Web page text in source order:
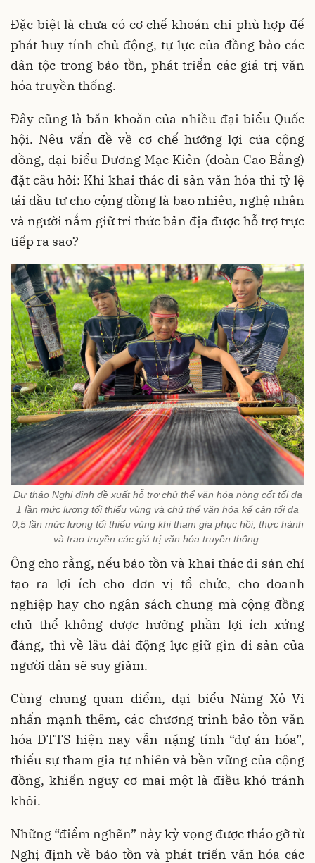
Đặc biệt là chưa có cơ chế khoán chi phù hợp để
phát huy tính chủ động, tự lực của đồng bào các
dân tộc trong bảo tồn, phát triển các giá trị văn
hóa truyền thống.
Đây cũng là băn khoăn của nhiều đại biểu Quốc
hội. Nêu vấn đề về cơ chế hưởng lợi của cộng
đồng, đại biểu Dương Mạc Kiên (đoàn Cao Bằng)
đặt câu hỏi: Khi khai thác di sản văn hóa thì tỷ lệ
tái đầu tư cho cộng đồng là bao nhiêu, nghệ nhân
và người nắm giữ tri thức bản địa được hỗ trợ trực
tiếp ra sao?
Dự thảo Nghị định đề xuất hỗ trợ chủ thể văn hóa nòng cốt tối đa
1 lần mức lương tối thiểu vùng và chủ thể văn hóa kế cận tối đa
0,5 lần mức lương tối thiểu vùng khi tham gia phục hồi, thực hành
và trao truyền các giá trị văn hóa truyền thống.
Ông cho rằng, nếu bảo tồn và khai thác di sản chỉ
tạo ra lợi ích cho đơn vị tổ chức, cho doanh
nghiệp hay cho ngân sách chung mà cộng đồng
chủ thể không được hưởng phần lợi ích xứng
đáng, thì về lâu dài động lực giữ gìn di sản của
người dân sẽ suy giảm.
Cùng chung quan điểm, đại biểu Nàng Xô Vi
nhấn mạnh thêm, các chương trình bảo tồn văn
hóa DTTS hiện nay vẫn nặng tính “dự án hóa”,
thiếu sự tham gia tự nhiên và bền vững của cộng
đồng, khiến nguy cơ mai một là điều khó tránh
khỏi.
Những “điểm nghẽn” này kỳ vọng được tháo gỡ từ
Nghị định về bảo tồn và phát triển văn hóa các